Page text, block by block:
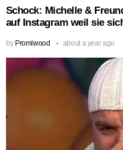
Schock: Michelle &
auf Instagram weil sie
by Promiwood about a year ago